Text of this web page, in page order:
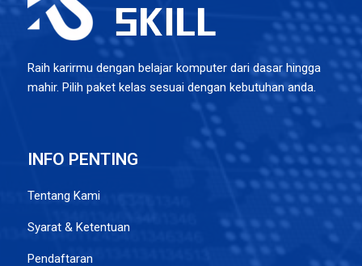
Raih karirmu dengan belajar komputer dari dasar hingga
mahir. Pilih paket kelas sesuai dengan kebutuhan anda.
INFO PENTING
Tentang Kami
Syarat & Ketentuan
Pendaftaran